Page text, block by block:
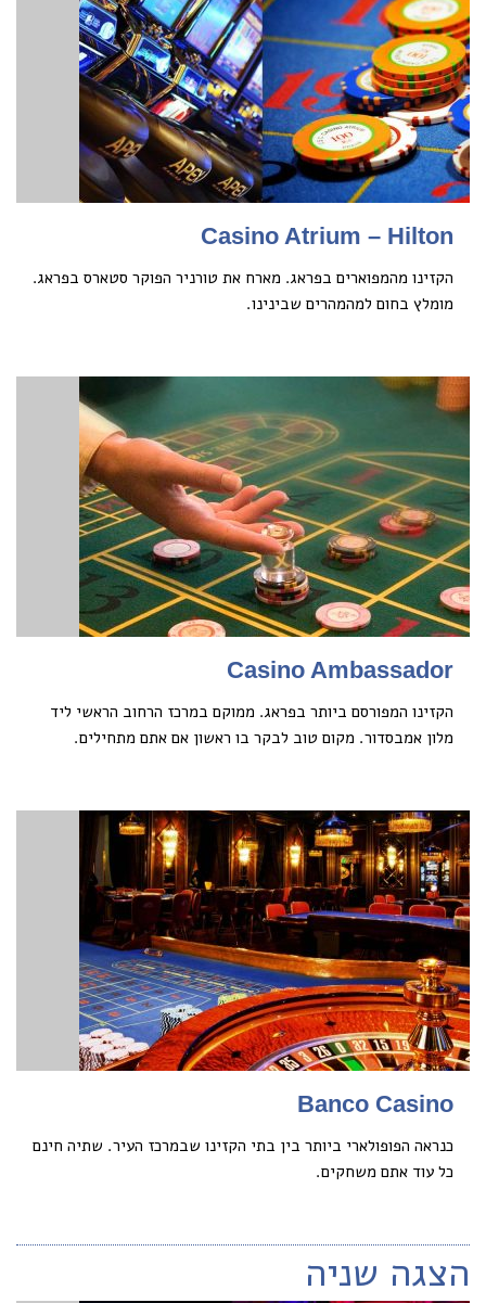
Casino Atrium – Hilton
הקזינו מהמפוארים בפראג. מארח את טורניר הפוקר סטארס בפראג.
מומלץ בחום למהמהרים שבינינו.
Casino Ambassador
הקזינו המפורסם ביותר בפראג. ממוקם במרכז הרחוב הראשי ליד
מלון אמבסדור. מקום טוב לבקר בו ראשון אם אתם מתחילים.
Banco Casino
כנראה הפופולארי ביותר בין בתי הקזינו שבמרכז העיר. שתיה חינם
כל עוד אתם משחקים.
הצגה שניה